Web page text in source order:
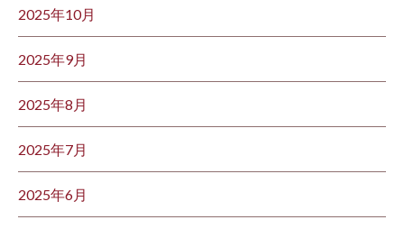
2025年10月
2025年9月
2025年8月
2025年7月
2025年6月